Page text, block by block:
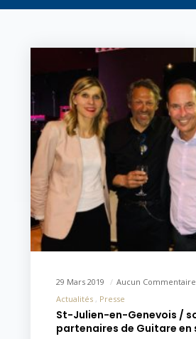
29 Mars 2019
Aucun Commentaire
Actualités
Presse
St-Julien-en-Genevois /
partenaires de Guitare en